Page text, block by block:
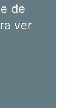
de
ver